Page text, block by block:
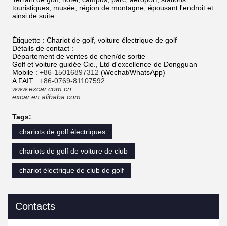
touristiques, musée, région de montagne, épousant l'endroit et
ainsi de suite.
Étiquette : Chariot de golf, voiture électrique de golf
Détails de contact :
Département de ventes de chen/de sortie
Golf et voiture guidée Cie., Ltd d'excellence de Dongguan
Mobile : +86-15016897312 (Wechat/WhatsApp)
A FAIT : +86-0769-81107592
www.excar.com.cn
excar.en.alibaba.com
Tags:
chariots de golf électriques
chariots de golf de voiture de club
chariot électrique de club de golf
Contacts